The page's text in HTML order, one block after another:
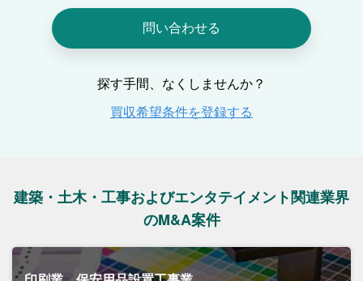
建築・土木・工事およびエンタテイメント関連業界
のM&A案件